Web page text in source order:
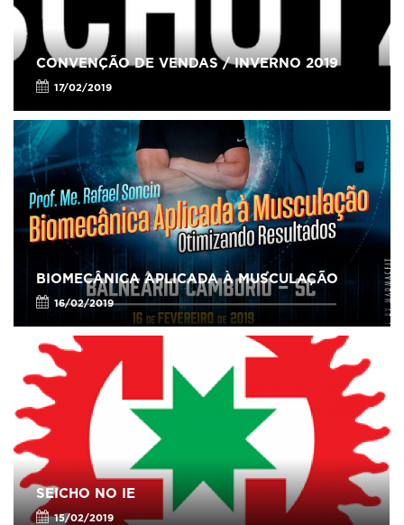
CONVENÇÃO DE VENDAS / INVERNO 2019
17/02/2019
BIOMECÂNICA APLICADA À MUSCULAÇÃO
16/02/2019
SEICHO NO IE
15/02/2019